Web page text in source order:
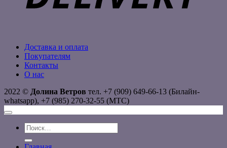
Доставка и оплата
Покупателям
Контакты
О нас
2022 © Долина Ветров тел. +7 (909) 649-66-13 (Билайн-
whatsapp), +7 (985) 270-32-55 (МТС)
Искать: